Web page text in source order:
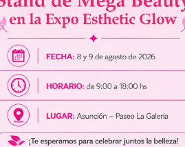
Floral Oriental
Frambuesa y mandarina
Ver todas las especificaciones